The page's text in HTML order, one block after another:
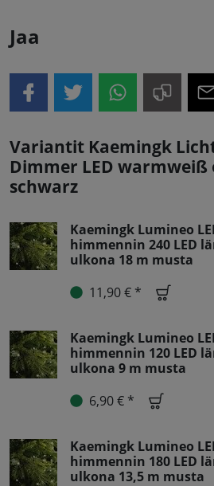
Jaa
Variantit Kaemingk
Dimmer LED
schwarz
Kaemingk Lumineo
himmennin 240 LED
ulkona 18 m musta
11,90 € *
Kaemingk Lumineo
himmennin 120 LED
ulkona 9 m musta
6,90 € *
Kaemingk Lumineo
himmennin 180 LED
ulkona 13,5 m musta